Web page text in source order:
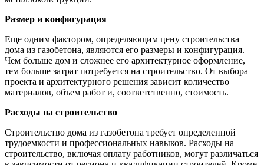
Размер и конфигурация
Еще одним фактором, определяющим цену строительства
дома из газобетона, являются его размеры и конфигурация.
Чем больше дом и сложнее его архитектурное оформление,
тем больше затрат потребуется на строительство. От выбора
проекта и архитектурного решения зависит количество
материалов, объем работ и, соответственно, стоимость.
Расходы на строительство
Строительство дома из газобетона требует определенной
трудоемкости и профессиональных навыков. Расходы на
строительство, включая оплату работников, могут различаться